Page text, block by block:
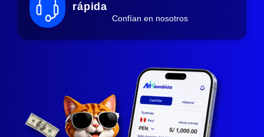
rápida
Confían en nosotros